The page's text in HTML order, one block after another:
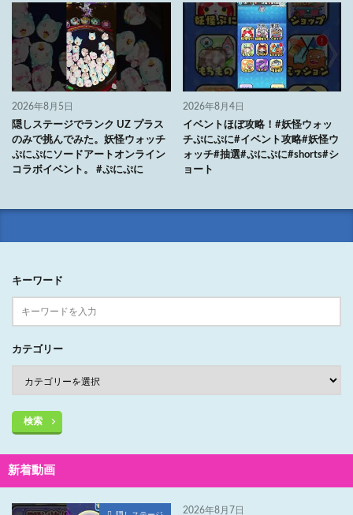
2026年8月5日
隠しステージでランク UZ プラス
のみで挑んでみた。妖怪ウォッチ
ぷにぷにソードアートオンライン
コラボイベント。 #ぷにぷに
2026年8月4日
イベントほぼ攻略！#妖怪ウォッ
チぷにぷに#イベント攻略#妖怪ウ
ォッチ#抽選#ぷにぷに#shorts#シ
ョート
キーワード
カテゴリー
検索
新着動画
2026年8月7日